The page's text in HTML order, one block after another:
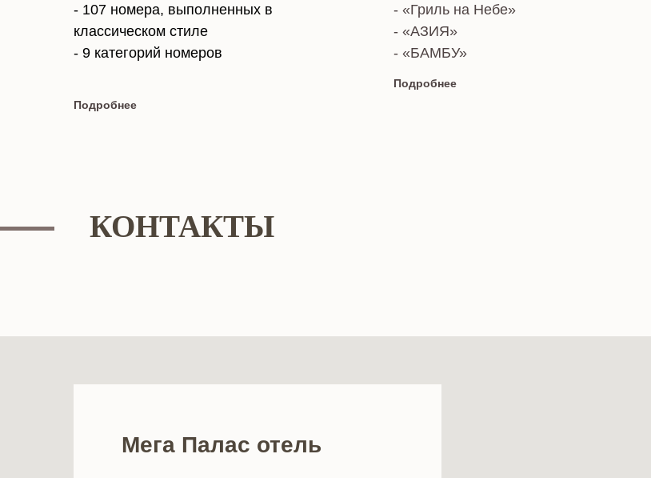
- 107 номера, выполненных в
классическом стиле
- 9 категорий номеров
Подробнее
- «Гриль на Небе»
- «АЗИЯ»
- «БАМБУ»
Подробнее
КОНТАКТЫ
Мега Палас отель